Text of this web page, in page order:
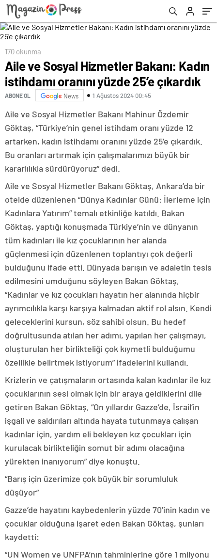
170 okunma
Aile ve Sosyal Hizmetler Bakanı: Kadın
istihdamı oranını yüzde 25’e çıkardık
ABONE OL News 1 Ağustos 2024 00:45
Aile ve Sosyal Hizmetler Bakanı Mahinur Özdemir
Göktaş, “Türkiye’nin genel istihdam oranı yüzde 12
artarken, kadın istihdamı oranını yüzde 25’e çıkardık.
Bu oranları artırmak için çalışmalarımızı büyük bir
kararlılıkla sürdürüyoruz” dedi.
Aile ve Sosyal Hizmetler Bakanı Göktaş, Ankara’da bir
otelde düzenlenen “Dünya Kadınlar Günü: İlerleme için
Kadınlara Yatırım” temalı etkinliğe katıldı. Bakan
Göktaş, yaptığı konuşmada Türkiye’nin ve dünyanın
tüm kadınları ile kız çocuklarının her alanda
güçlenmesi için düzenlenen toplantıyı çok değerli
bulduğunu ifade etti. Dünyada barışın ve adaletin tesis
edilmesini umduğunu söyleyen Bakan Göktaş,
“Kadınlar ve kız çocukları hayatın her alanında hiçbir
ayrımcılıkla karşı karşıya kalmadan aktif rol alsın. Kendi
geleceklerini kursun, söz sahibi olsun. Bu hedef
doğrultusunda atılan her adımı, yapılan her çalışmayı,
oluşturulan her birlikteliği çok kıymetli bulduğumu
özellikle belirtmek istiyorum” ifadelerini kullandı.
Krizlerin ve çatışmaların ortasında kalan kadınlar ile kız
çocuklarının sesi olmak için bir araya geldiklerini dile
getiren Bakan Göktaş, “On yıllardır Gazze’de, İsrail’in
işgali ve saldırıları altında hayata tutunmaya çalışan
kadınlar için, yardım eli bekleyen kız çocukları için
kurulacak birlikteliğin somut bir adımı olacağına
yürekten inanıyorum” diye konuştu.
“Barış için üzerimize çok büyük bir sorumluluk
düşüyor”
Gazze’de hayatını kaybedenlerin yüzde 70’inin kadın ve
çocuklar olduğuna işaret eden Bakan Göktaş, şunları
kaydetti:
“UN Women ve UNFPA’nın tahminlerine göre 1 milyonu